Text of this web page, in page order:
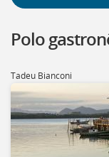
a
inicial
[]
Ir
para
o
Portal
Polo
Tadeu Bianconi